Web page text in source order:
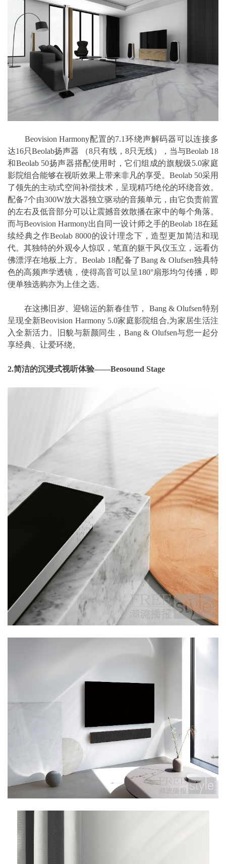
Beovision Harmony配置的7.1环绕声解码器可以连接多
达16只Beolab扬声器 （8只有线，8只无线），当与Beolab 18
和Beolab 50扬声器搭配使用时，它们组成的旗舰级5.0家庭
影院组合能够在视听效果上带来非凡的享受。Beolab 50采用
了领先的主动式空间补偿技术，呈现精巧绝伦的环绕音效。
配备7个由300W放大器独立驱动的音频单元，由它负责前置
的左右及低音部分可以让震撼音效散播在家中的每个角落。
而与Beovision Harmony出自同一设计师之手的Beolab 18在延
续经典之作Beolab 8000的设计理念下，造型更加简洁和现
代。其独特的外观令人惊叹，笔直的躯干风仪玉立，远看仿
佛漂浮在地板上方。Beolab 18配备了Bang & Olufsen独具特
色的高频声学透镜，使得高音可以呈180°扇形均匀传播，即
便单独选购亦为上佳之选。
在这拂旧岁、迎锦运的新春佳节， Bang & Olufsen特别
呈现全新Beovision Harmony 5.0家庭影院组合,为家居生活注
入全新活力。旧貌与新颜同生，Bang & Olufsen与您一起分
享经典、让爱环绕。
2.简洁的沉浸式视听体验——Beosound Stage